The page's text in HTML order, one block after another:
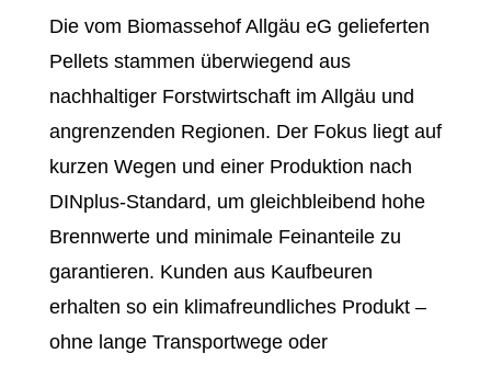
Die vom Biomassehof Allgäu eG gelieferten
Pellets stammen überwiegend aus
nachhaltiger Forstwirtschaft im Allgäu und
angrenzenden Regionen. Der Fokus liegt auf
kurzen Wegen und einer Produktion nach
DINplus-Standard, um gleichbleibend hohe
Brennwerte und minimale Feinanteile zu
garantieren. Kunden aus Kaufbeuren
erhalten so ein klimafreundliches Produkt –
ohne lange Transportwege oder